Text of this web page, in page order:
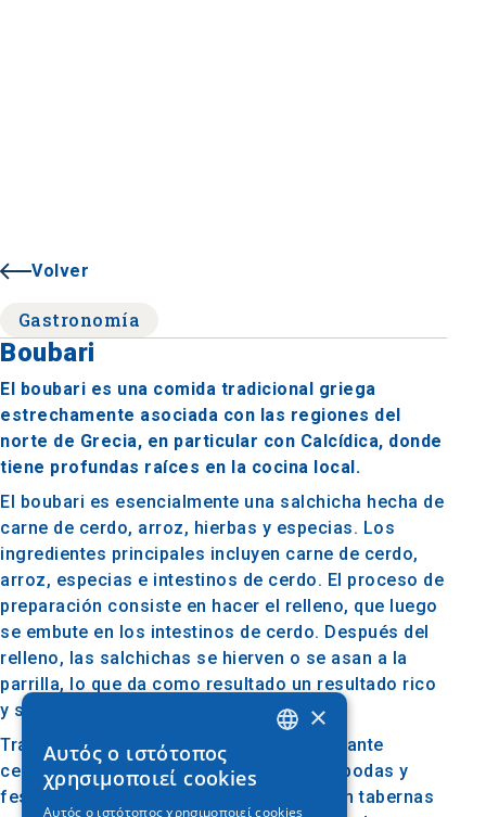
Volver
Gastronomía
Boubari
El boubari es una comida tradicional griega
estrechamente asociada con las regiones del
norte de Grecia, en particular con Calcídica, donde
tiene profundas raíces en la cocina local.
El boubari es esencialmente una salchicha hecha de
carne de cerdo, arroz, hierbas y especias. Los
ingredientes principales incluyen carne de cerdo,
arroz, especias e intestinos de cerdo. El proceso de
preparación consiste en hacer el relleno, que luego
se embute en los intestinos de cerdo. Después del
relleno, las salchichas se hierven o se asan a la
parrilla, lo que da como resultado un resultado rico
y sabroso.
Tradicionalmente, el boubari se sirve durante
celebraciones y eventos festivos como bodas y
festivales locales. También es popular en tabernas
×
Αυτός ο ιστότοπος
χρησιμοποιεί cookies
Αυτός ο ιστότοπος χρησιμοποιεί cookies